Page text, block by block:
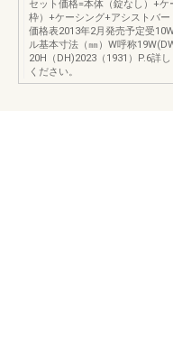
セット価格=本体（錠なし）+
枠）+ケーシング+アシストバ
価格表2013年2月発売予定受
ル基本寸法（㎜）W呼称
20H（DH)2023（1931）P.6詳
ください。